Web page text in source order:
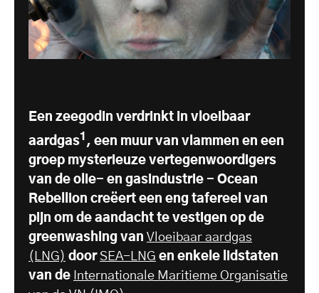
Een zeegodin verdrinkt in vloeibaar
aardgas1 , een muur van vlammen en een
groep mysterieuze vertegenwoordigers
van de olie- en gasindustrie - Ocean
Rebellion creëert een eng tafereel van
pijn om de aandacht te vestigen op de
greenwashing van Vloeibaar aardgas
(LNG) door SEA-LNG en enkele lidstaten
van de Internationale Maritieme Organisatie